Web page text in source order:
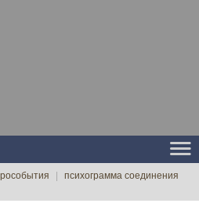
психограмма соединения